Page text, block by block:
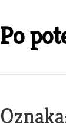
Po